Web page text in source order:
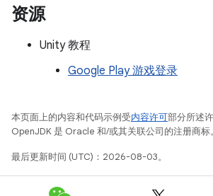
资源
Unity 教程
Google Play 游戏登录
本页面上的内容和代码示例受内容许可部分所述
OpenJDK 是 Oracle 和/或其关联公司的注册商标。
最后更新时间 (UTC)：2026-08-03。